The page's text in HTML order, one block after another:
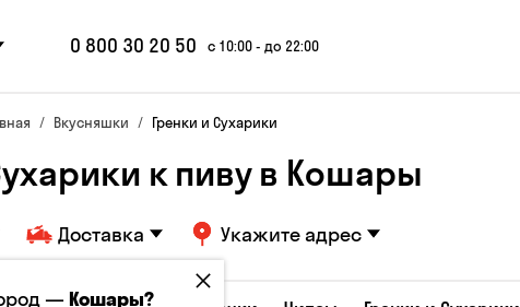
0 800 30 20 50 с 10:00 - до 22:00
Вкусняшки Гренки и Сухарики
к пиву в Кошары
Доставка Укажите адрес
—Кошары?